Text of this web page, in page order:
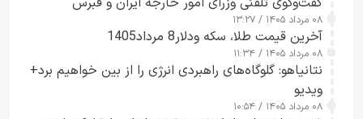
۰۸ مرداد ۱۴۰۵ / ۱۳:۲۷
آخرین قیمت طلا، سکه ودلار8 مرداد1405
۰۸ مرداد ۱۴۰۵ / ۱۱:۳۴
نتانیاهو: گلوگاه‌های راهبردی انرژی را از بین خواهیم برد+
ویدیو
۰۸ مرداد ۱۴۰۵ / ۱۰:۵۴